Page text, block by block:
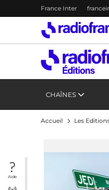
Accès direct :
Menu principal
France Inter
CHAÎNES
Aide
Accueil Les